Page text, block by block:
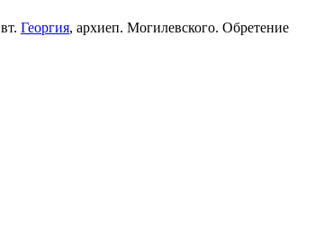
Георгия, архиеп. Могилевского. Обретение